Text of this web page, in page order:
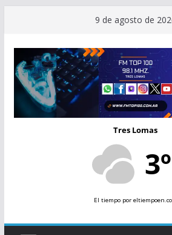
contenido
9 de agosto de
Tres Lomas
3º
El tiempopor